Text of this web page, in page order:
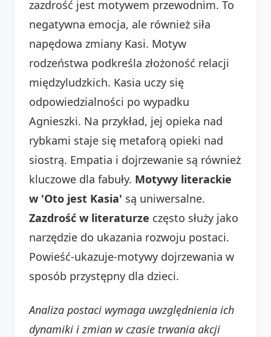
zazdrość jest motywem przewodnim. To
negatywna emocja, ale również siła
napędowa zmiany Kasi. Motyw
rodzeństwa podkreśla złożoność relacji
międzyludzkich. Kasia uczy się
odpowiedzialności po wypadku
Agnieszki. Na przykład, jej opieka nad
rybkami staje się metaforą opieki nad
siostrą. Empatia i dojrzewanie są również
kluczowe dla fabuły. Motywy literackie
w 'Oto jest Kasia' są uniwersalne.
Zazdrość w literaturze często służy jako
narzędzie do ukazania rozwoju postaci.
Powieść-ukazuje-motywy dojrzewania w
sposób przystępny dla dzieci.
Analiza postaci wymaga uwzględnienia ich
dynamiki i zmian w czasie trwania akcji